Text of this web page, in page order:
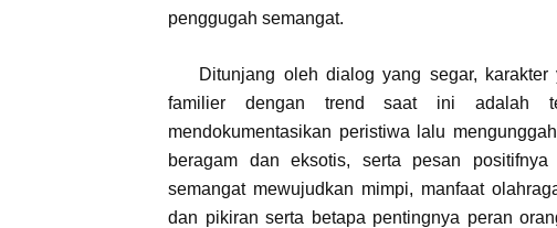
penggugah semangat.
Ditunjang oleh dialog yang segar,
familier dengan trend saat ini adalah
mendokumentasikan peristiwa lalu
beragam dan eksotis, serta pesan
semangat mewujudkan mimpi, manfaat
dan pikiran serta betapa pentingnya peran